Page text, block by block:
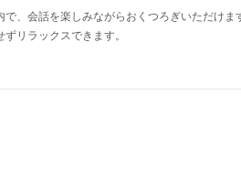
、会話を楽しみながらおくつろぎいただけま
リラックスできます。